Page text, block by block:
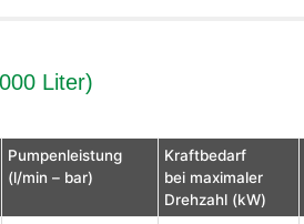
Liter)
Pumpenleistung
(l/min – bar)
Kraftbedarf
bei maximaler
Drehzahl (kW)